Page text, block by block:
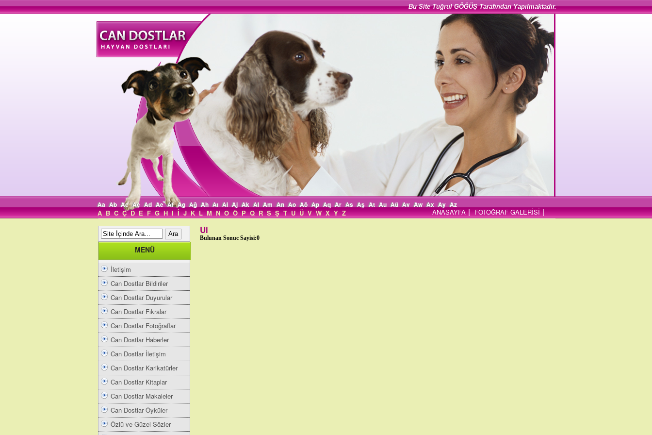
Bu Site Tuğrul GÖĞÜŞ Tarafından Yapılmaktadır.
Aa Ab Ac Aç Ad Ae Af Ag Ağ Ah Aı Ai Aj Ak Al Am An Ao Aö Ap Aq Ar As Aş At Au Aü Av Aw Ax Ay Az
A B C Ç D E F G H I İ J K L M N O Ö P Q R S Ş T U Ü V W X Y Z ANASAYFA | FOTOĞRAF GALERİSİ |
MENÜ
İletişim
Can Dostlar Bildiriler
Can Dostlar Duyurular
Can Dostlar Fıkralar
Can Dostlar Fotoğraflar
Can Dostlar Haberler
Can Dostlar İletişim
Can Dostlar Karikatürler
Can Dostlar Kitaplar
Can Dostlar Makaleler
Can Dostlar Öyküler
Özlü ve Güzel Sözler
Ui
Bulunan Sonuc Sayisi:0